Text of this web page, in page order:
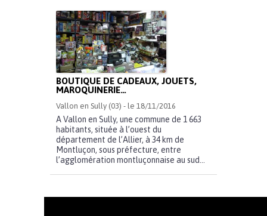
BOUTIQUE DE CADEAUX, JOUETS,
MAROQUINERIE…
Vallon en Sully (03) - le 18/11/2016
A Vallon en Sully, une commune de 1 663
habitants, située à l’ouest du
département de l’Allier, à 34 km de
Montluçon, sous préfecture, entre
l’agglomération montluçonnaise au sud...